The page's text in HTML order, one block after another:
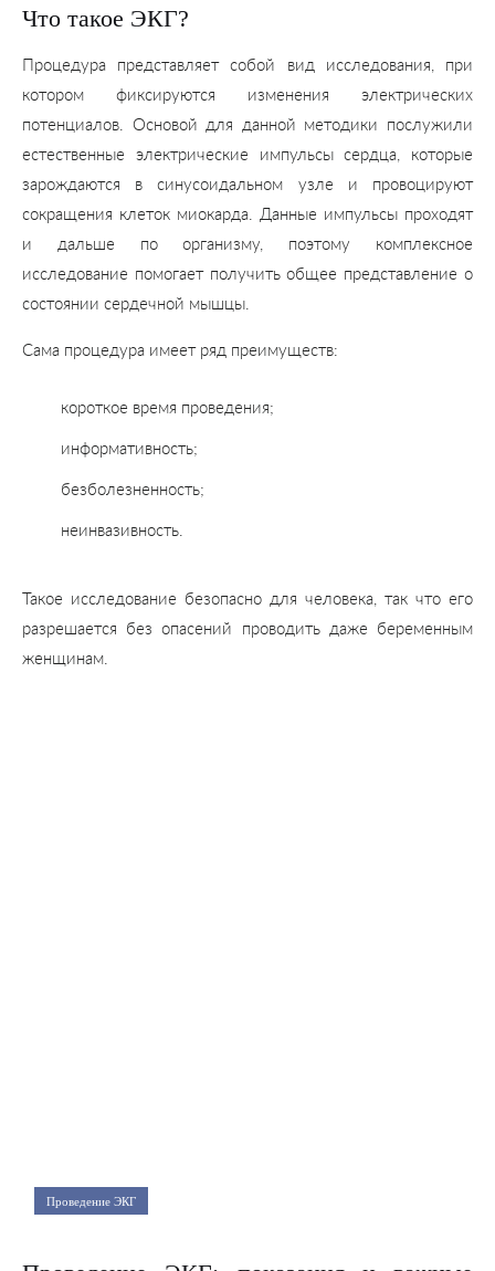
Что такое ЭКГ?
Процедура представляет собой вид исследования, при
котором фиксируются изменения электрических
потенциалов. Основой для данной методики послужили
естественные электрические импульсы сердца, которые
зарождаются в синусоидальном узле и провоцируют
сокращения клеток миокарда. Данные импульсы проходят
и дальше по организму, поэтому комплексное
исследование помогает получить общее представление о
состоянии сердечной мышцы.
Сама процедура имеет ряд преимуществ:
короткое время проведения;
информативность;
безболезненность;
неинвазивность.
Такое исследование безопасно для человека, так что его
разрешается без опасений проводить даже беременным
женщинам.
Проведение ЭКГ